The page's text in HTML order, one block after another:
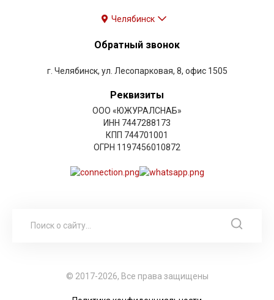
Челябинск
Обратный звонок
г. Челябинск, ул. Лесопарковая, 8, офис 1505
Реквизиты
ООО «ЮЖУРАЛСНАБ»
ИНН 7447288173
КПП 744701001
ОГРН 1197456010872
© 2017-2026, Все права защищены